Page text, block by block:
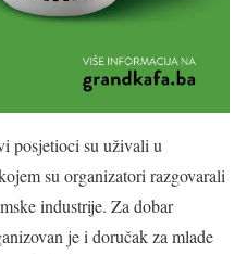
posjetioci su uživali u
su organizatori razgovarali
industrije. Za dobar
je i doručak za mlade